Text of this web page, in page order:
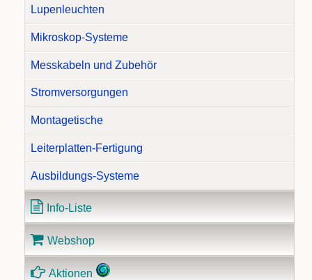
Lupenleuchten
Mikroskop-Systeme
Messkabeln und Zubehör
Stromversorgungen
Montagetische
Leiterplatten-Fertigung
Ausbildungs-Systeme
Info-Liste
Webshop
Aktionen